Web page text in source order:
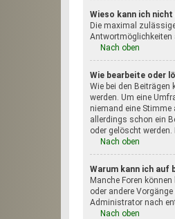
Wieso kann ich
Die maximal
Antwortmöglichkeiten
Nach oben
Wie bearbeite oder
Wie bei den
werden. Um eine
niemand eine Stimme
allerdings schon ein
oder gelöscht
Nach oben
Warum kann ich auf
Manche Foren
oder andere
Administrator nach
Nach oben